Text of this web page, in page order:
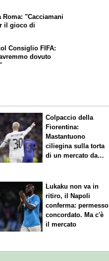
"Cacciamani
il gioco di
Consiglio FIFA:
dovuto
Colpaccio della
Fiorentina:
Mastantuono
ciliegina sulla torta
di un mercato da
Lukaku non va in
ritiro, il Napoli
conferma: permesso
concordato. Ma c'è
il mercato